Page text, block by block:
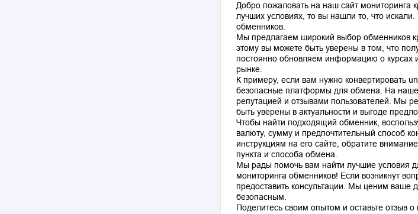
Добро пожаловать на наш сайт мониторинга
лучших условиях, то вы нашли то, что
обменников.
Мы предлагаем широкий выбор обменников
этому вы можете быть уверены в том, что
постоянно обновляем информацию о курсах
рынке.
К примеру, если вам нужно конвертировать
безопасные платформы для обмена. На
репутацией и отзывами пользователей. Мы
быть уверены в актуальности и выгоде
Чтобы найти подходящий обменник,
валюту, сумму и предпочтительный способ
инструкциям на его сайте, обратите
пункта и способа обмена.
Мы рады помочь вам найти лучшие условия
мониторинга обменников! Если возникнут
предоставить консультации. Мы ценим ваше
безопасным.
Поделитесь своим опытом и оставьте отзыв